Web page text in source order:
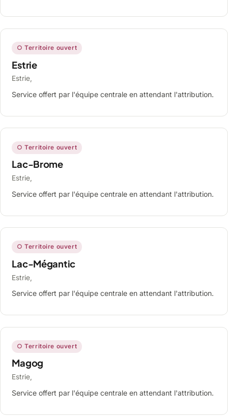
○ Territoire ouvert
Estrie
Estrie,
Service offert par l'équipe centrale en attendant l'attribution.
○ Territoire ouvert
Lac-Brome
Estrie,
Service offert par l'équipe centrale en attendant l'attribution.
○ Territoire ouvert
Lac-Mégantic
Estrie,
Service offert par l'équipe centrale en attendant l'attribution.
○ Territoire ouvert
Magog
Estrie,
Service offert par l'équipe centrale en attendant l'attribution.